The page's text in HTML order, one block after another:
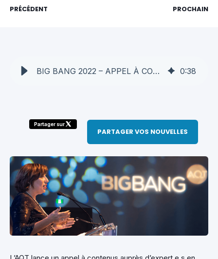
PRÉCÉDENT PROCHAIN
BIG BANG 2022 – APPEL À CONTENUS - AQT 0:38
Partager sur
PARTAGER VOS NOUVELLES